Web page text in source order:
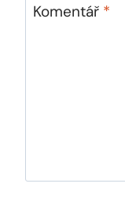
Komentář *